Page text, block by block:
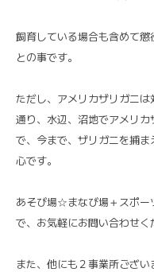
飼育している場合も含めて
との事です。
ただし、アメリカザリガニ
通り、水辺、沼地でアメリ
で、今まで、ザリガニを捕
心です。
あそび場☆まなび場＋スポー
で、お気軽にお問い合わせく
また、他にも２事業所ござ